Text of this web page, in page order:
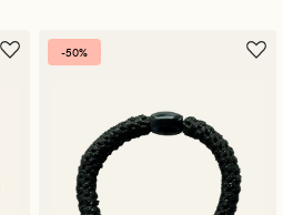
-50%